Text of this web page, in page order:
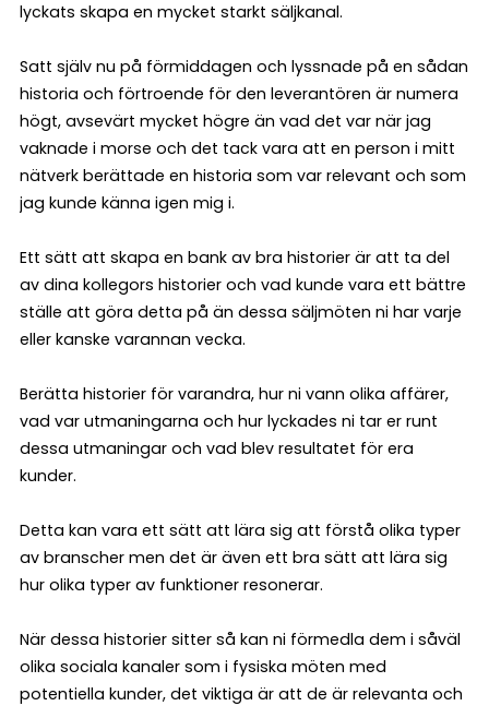
lyckats skapa en mycket starkt säljkanal.
Satt själv nu på förmiddagen och lyssnade på en sådan
historia och förtroende för den leverantören är numera
högt, avsevärt mycket högre än vad det var när jag
vaknade i morse och det tack vara att en person i mitt
nätverk berättade en historia som var relevant och som
jag kunde känna igen mig i.
Ett sätt att skapa en bank av bra historier är att ta del
av dina kollegors historier och vad kunde vara ett bättre
ställe att göra detta på än dessa säljmöten ni har varje
eller kanske varannan vecka.
Berätta historier för varandra, hur ni vann olika affärer,
vad var utmaningarna och hur lyckades ni tar er runt
dessa utmaningar och vad blev resultatet för era
kunder.
Detta kan vara ett sätt att lära sig att förstå olika typer
av branscher men det är även ett bra sätt att lära sig
hur olika typer av funktioner resonerar.
När dessa historier sitter så kan ni förmedla dem i såväl
olika sociala kanaler som i fysiska möten med
potentiella kunder, det viktiga är att de är relevanta och